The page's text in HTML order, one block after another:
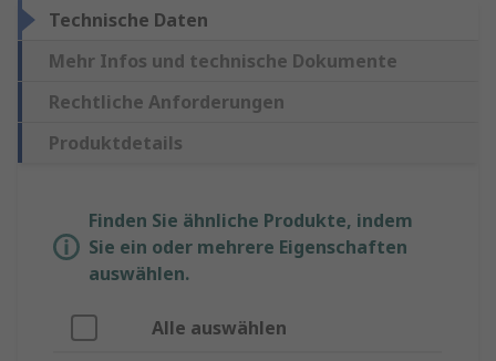
Technische Daten
Mehr Infos und technische Dokumente
Rechtliche Anforderungen
Produktdetails
Finden Sie ähnliche Produkte, indem
Sie ein oder mehrere Eigenschaften
auswählen.
Alle auswählen